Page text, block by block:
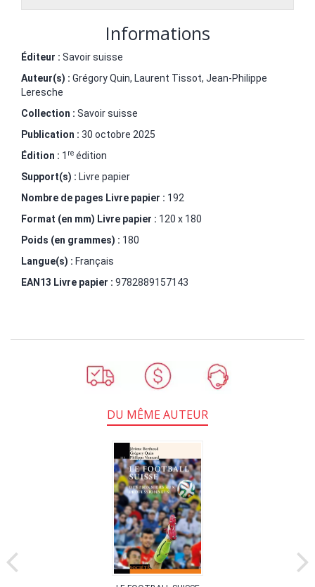
Informations
Éditeur : Savoir suisse
Auteur(s) : Grégory Quin, Laurent Tissot, Jean-Philippe
Leresche
Collection : Savoir suisse
Publication : 30 octobre 2025
Édition : 1 re édition
Support(s) : Livre papier
Nombre de pages Livre papier : 192
Format (en mm) Livre papier : 120 x 180
Poids (en grammes) : 180
Langue(s) : Français
EAN13 Livre papier : 9782889157143
DU MÊME AUTEUR